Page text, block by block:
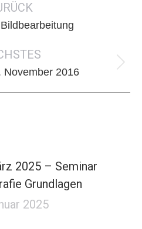
Vorheriger
Nächster
November 2016
2025 – Seminar
Grundlagen
2025